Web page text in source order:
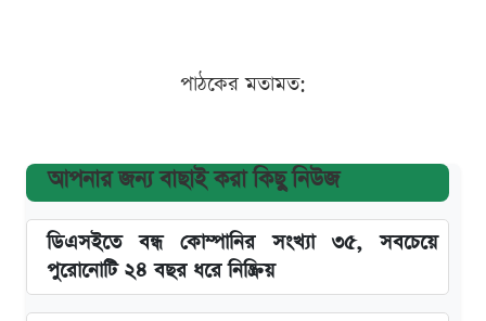
পাঠকের মতামত:
আপনার জন্য বাছাই করা কিছু নিউজ
ডিএসইতে বন্ধ কোম্পানির সংখ্যা ৩৫, সবচেয়ে
পুরোনোটি ২৪ বছর ধরে নিষ্ক্রিয়